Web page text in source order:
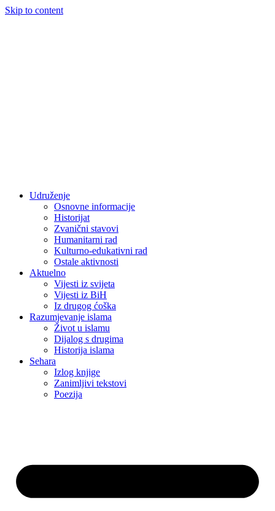
Skip to content
Udruženje
Osnovne informacije
Historijat
Zvanični stavovi
Humanitarni rad
Kulturno-edukativni rad
Ostale aktivnosti
Aktuelno
Vijesti iz svijeta
Vijesti iz BiH
Iz drugog ćoška
Razumjevanje islama
Život u islamu
Dijalog s drugima
Historija islama
Sehara
Izlog knjige
Zanimljivi tekstovi
Poezija